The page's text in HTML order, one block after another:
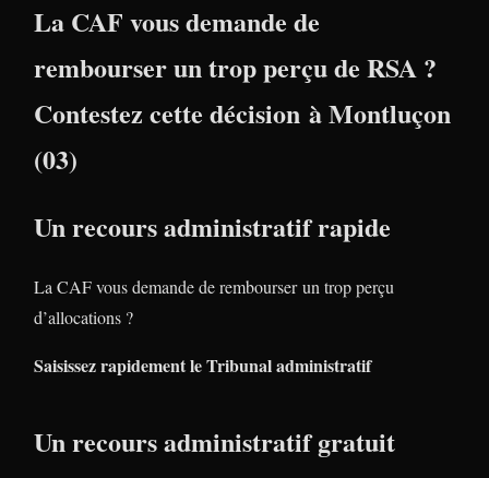
La CAF vous demande de
rembourser un trop perçu de RSA ?
Contestez cette décision à Montluçon
(03)
Un recours administratif rapide
La CAF vous demande de rembourser un trop perçu
d’allocations ?
Saisissez rapidement le Tribunal administratif
Un recours administratif gratuit